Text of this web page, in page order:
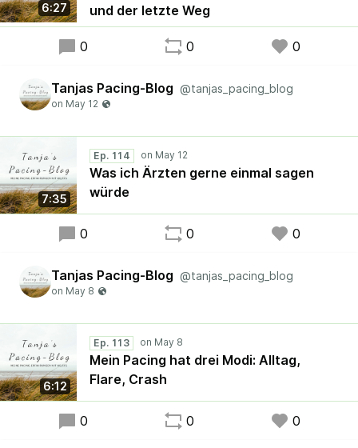
6:27
und der letzte Weg
0 0 0
Tanjas Pacing-Blog @tanjas_pacing_blog
7:35
Ep. 114
Was ich Ärzten gerne einmal sagen
würde
0 0 0
Tanjas Pacing-Blog @tanjas_pacing_blog
6:12
Ep. 113
Mein Pacing hat drei Modi: Alltag,
Flare, Crash
0 0 0